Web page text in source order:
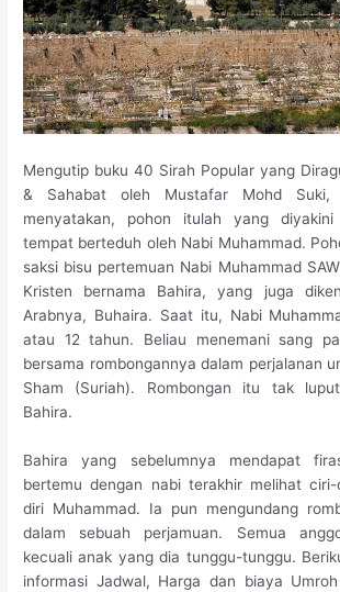
Mengutip buku 40 Sirah Popular yang
& Sahabat oleh Mustafar Mohd Suki,
menyatakan, pohon itulah yang diyakini
tempat berteduh oleh Nabi Muhammad.
saksi bisu pertemuan Nabi Muhammad
Kristen bernama Bahira, yang juga
Arabnya, Buhaira. Saat itu, Nabi
atau 12 tahun. Beliau menemani sang
bersama rombongannya dalam perjalanan
Sham (Suriah). Rombongan itu tak
Bahira.
Bahira yang sebelumnya mendapat
bertemu dengan nabi terakhir melihat
diri Muhammad. Ia pun mengundang
dalam sebuah perjamuan. Semua
kecuali anak yang dia tunggu-tunggu.
informasi Jadwal, Harga dan biaya